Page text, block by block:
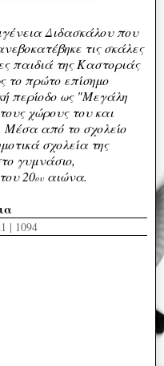
Διδασκάλου που
τις σκάλες
παιδιά της Καστοριάς
το πρώτο επίσημο
περίοδο ως "Μεγάλη
χώρους του και
Μέσα από το σχολείο
σχολεία της
γυμνάσιο,
20ου αιώνα.
| 1094